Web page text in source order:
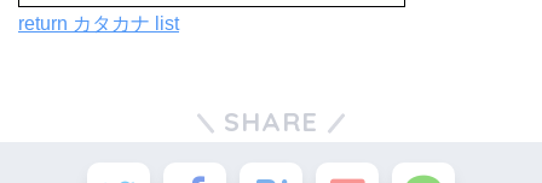
return カタカナ list
SHARE